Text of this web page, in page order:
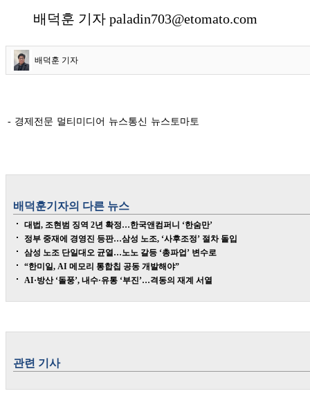
배덕훈 기자 paladin703@etomato.com
배덕훈 기자
- 경제전문 멀티미디어 뉴스통신 뉴스토마토
배덕훈기자의 다른 뉴스
대법, 조현범 징역 2년 확정…한국앤컴퍼니 ‘한숨만’
정부 중재에 경영진 등판…삼성 노조, ‘사후조정’ 절차 돌입
삼성 노조 단일대오 균열…노노 갈등 ‘총파업’ 변수로
“한미일, AI 메모리 통합칩 공동 개발해야”
AI·방산 ‘돌풍’, 내수·유통 ‘부진’…격동의 재계 서열
관련 기사